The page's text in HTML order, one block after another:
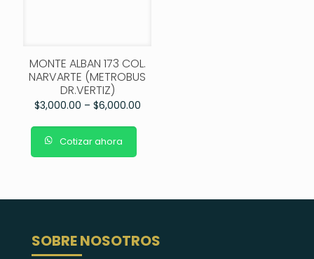
MONTE ALBAN 173 COL.
NARVARTE (METROBUS
DR.VERTIZ)
$3,000.00 – $6,000.00
Cotizar ahora
SOBRE NOSOTROS